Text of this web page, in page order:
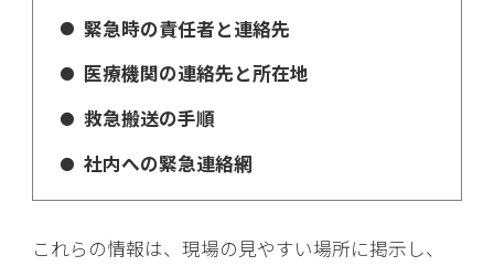
緊急時の責任者と連絡先
医療機関の連絡先と所在地
救急搬送の手順
社内への緊急連絡網
これらの情報は、現場の見やすい場所に掲示し、